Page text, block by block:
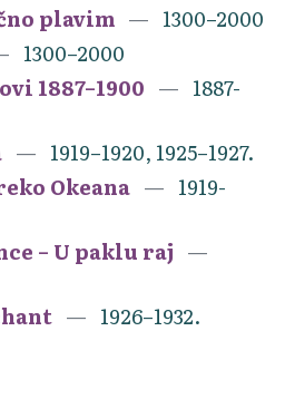
plavim
1300–2000
1300–2000
1887–1900
1887-
1919–1920, 1925–1927.
Okeana
1919-
– U paklu raj
1926–1932.